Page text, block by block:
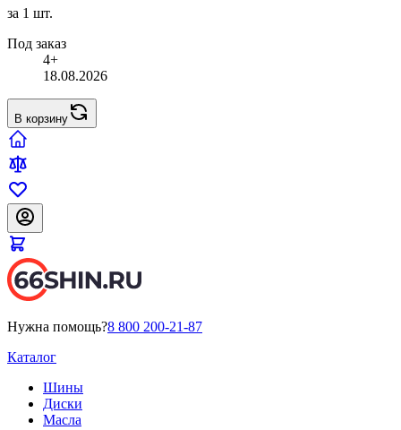
за 1 шт.
Под заказ
4+
18.08.2026
В корзину
Нужна помощь?8 800 200-21-87
Каталог
Шины
Диски
Масла